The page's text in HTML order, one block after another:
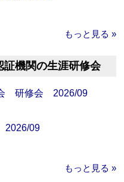
もっと見る »
証機関の生涯研修会
会 研修会 2026/09
2026/09
もっと見る »